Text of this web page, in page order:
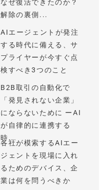
なぜ復活できたのか？
解除の裏側...
AIエージェントが発注
する時代に備える、サ
プライヤーが今すぐ点
検すべき3つのこと
B2B取引の自動化で
「発見されない企業」
にならないために ーAI
が自律的に連携する
時...
各社が模索するAIエー
ジェントを現場に入れ
るためのデバイス、企
業は何を問うべきか